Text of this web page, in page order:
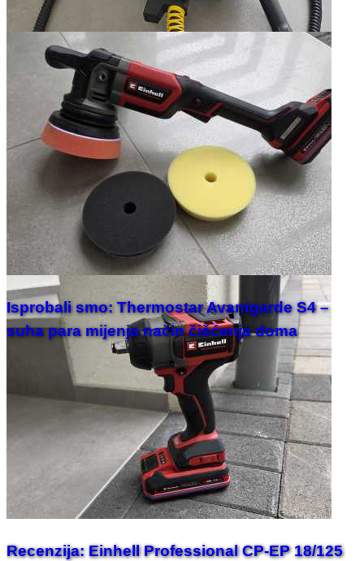
Isprobali smo: Thermostar Avantgarde S4 –
suha para mijenja način čišćenja doma
Recenzija: Einhell Professional CP-EP 18/125